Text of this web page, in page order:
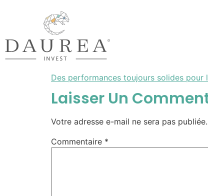
Des performances toujours solides pour
Laisser Un
Votre adresse e-mail ne sera pas publiée.
Commentaire *